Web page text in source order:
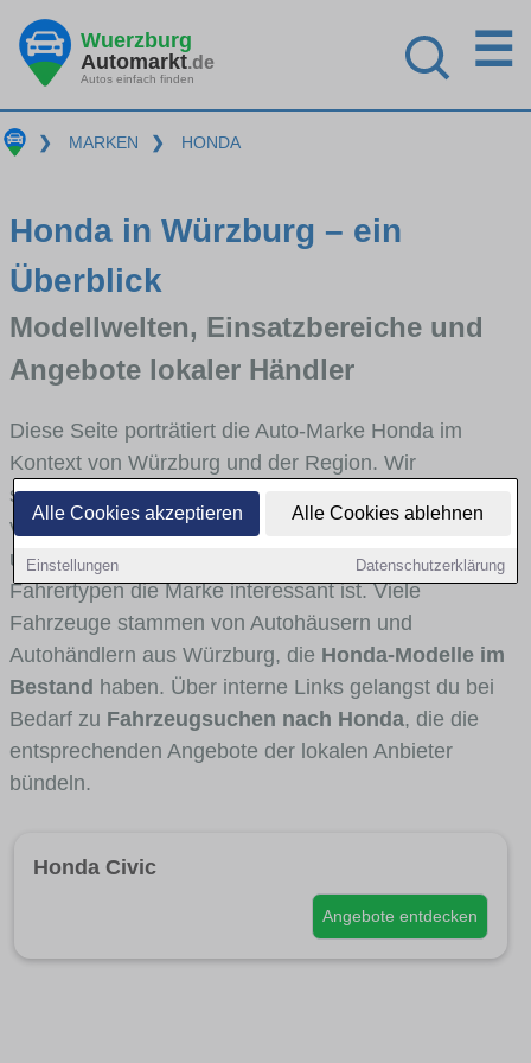
Alle Cookies akzeptieren Alle Cookies ablehnen
Einstellungen Datenschutzerklärung
Wuerzburg
Automarkt.de
Autos einfach finden
☰
❯ MARKEN ❯ HONDA
Honda in Würzburg – ein
Überblick
Modellwelten, Einsatzbereiche und
Angebote lokaler Händler
Diese Seite porträtiert die Auto-Marke Honda im
Kontext von Würzburg und der Region. Wir
skizzieren, in welchen Fahrzeugklassen Honda stark
vertreten ist, welche Modellreihen häufig im Stadt-
und Umlandverkehr zu sehen sind und für welche
Fahrertypen die Marke interessant ist. Viele
Fahrzeuge stammen von Autohäusern und
Autohändlern aus Würzburg, die Honda-Modelle im
Bestand haben. Über interne Links gelangst du bei
Bedarf zu Fahrzeugsuchen nach Honda, die die
entsprechenden Angebote der lokalen Anbieter
bündeln.
Honda Civic
Angebote entdecken